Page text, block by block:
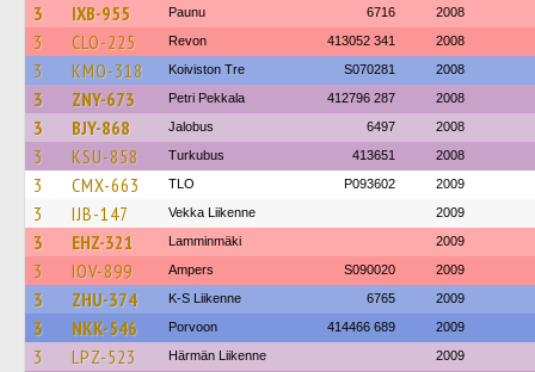
3 IXB-955 Paunu 6716 2008
3 CLO-225 Revon 413052 341 2008
3 KMO-318 Koiviston Tre S070281 2008
3 ZNY-673 Petri Pekkala 412796 287 2008
3 BJY-868 Jalobus 6497 2008
3 KSU-858 Turkubus 413651 2008
3 CMX-663 TLO P093602 2009
3 IJB-147 Vekka Liikenne 2009
3 EHZ-321 Lamminmäki 2009
3 IOV-899 Ampers S090020 2009
3 ZHU-374 K-S Liikenne 6765 2009
3 NKK-546 Porvoon 414466 689 2009
3 LPZ-523 Härmän Liikenne 2009